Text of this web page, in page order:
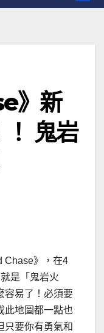
》新
鬼岩
Chase》，在4
是「鬼岩火
容易了！必須要
此地圖都一點也
只要你有勇氣和